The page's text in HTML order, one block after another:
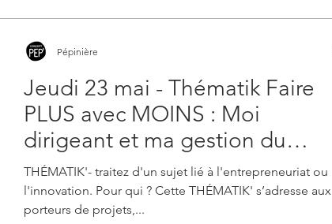
Jeudi 23 mai - Thématik Faire
PLUS avec MOINS : Moi
dirigeant et ma gestion du
temps
THÉMATIK'- traitez d'un sujet lié à l'entrepreneuriat ou
l'innovation. Pour qui ? Cette THÉMATIK' s’adresse aux
porteurs de projets,...
Pépinière